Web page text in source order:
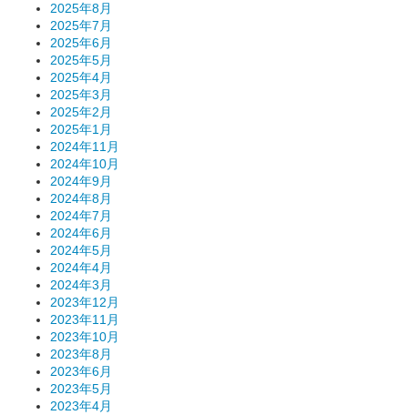
2025年8月
2025年7月
2025年6月
2025年5月
2025年4月
2025年3月
2025年2月
2025年1月
2024年11月
2024年10月
2024年9月
2024年8月
2024年7月
2024年6月
2024年5月
2024年4月
2024年3月
2023年12月
2023年11月
2023年10月
2023年8月
2023年6月
2023年5月
2023年4月